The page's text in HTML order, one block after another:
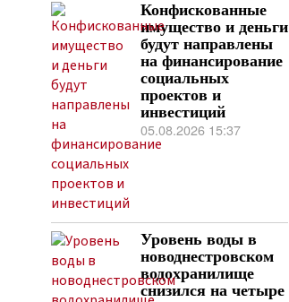
Конфискованные
имущество и деньги
будут направлены
на финансирование
социальных
проектов и
инвестиций
05.08.2026 15:37
Уровень воды в
новоднестровском
водохранилище
снизился на четыре